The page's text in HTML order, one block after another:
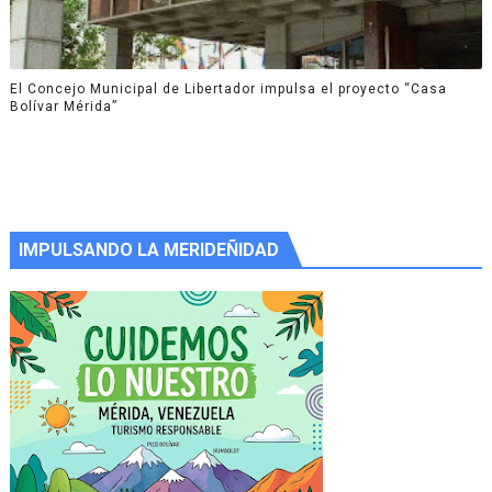
El Concejo Municipal de Libertador impulsa el proyecto “Casa
Bolívar Mérida”
IMPULSANDO LA MERIDEÑIDAD